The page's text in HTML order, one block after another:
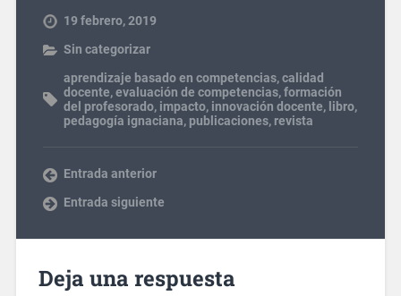
19 febrero, 2019
Sin categorizar
aprendizaje basado en competencias,calidad
docente,evaluación de competencias,formación
del profesorado, impacto, innovación docente, libro,
pedagogía ignaciana, publicaciones, revista
Entrada anterior
Entrada siguiente
Deja una respuesta